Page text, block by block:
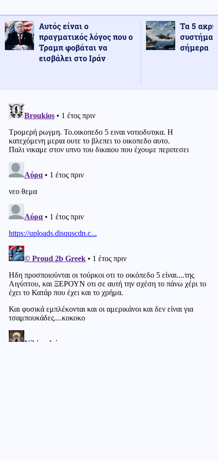
Αυτός είναι ο
πραγματικός λόγος που ο
Τραμπ φοβάται να
εισβάλει στο Ιράν
Τα 5
σήμερα